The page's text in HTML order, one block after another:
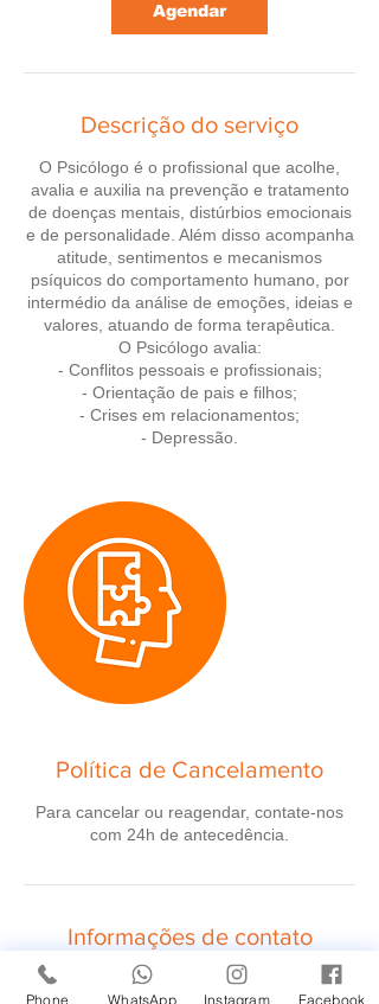
Agendar
Descrição do serviço
O Psicólogo é o profissional que acolhe,
avalia e auxilia na prevenção e tratamento
de doenças mentais, distúrbios emocionais
e de personalidade. Além disso acompanha
atitude, sentimentos e mecanismos
psíquicos do comportamento humano, por
intermédio da análise de emoções, ideias e
valores, atuando de forma terapêutica.
O Psicólogo avalia:
- Conflitos pessoais e profissionais;
- Orientação de pais e filhos;
- Crises em relacionamentos;
- Depressão.
Política de Cancelamento
Para cancelar ou reagendar, contate-nos
com 24h de antecedência.
Informações de contato
Phone WhatsApp Instagram Facebook